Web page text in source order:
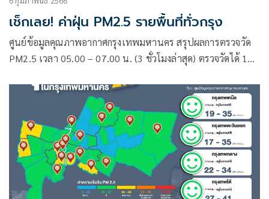
เช็กเลย! ค่าฝุ่น PM2.5 รายพื้นที่ทั่วกรุง
ศูนย์ข้อมูลคุณภาพอากาศกรุงเทพมหานคร สรุปผลการตรวจวัด
PM2.5 เวลา 05.00 – 07.00 น. (3 ชั่วโมงล่าสุด) ตรวจวัดได้ 12-